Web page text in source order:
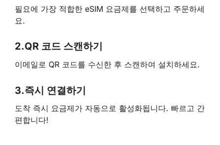
필요에 가장 적합한 eSIM 요금제를 선택하고 주문하세
요.
2.QR 코드 스캔하기
이메일로 QR 코드를 수신한 후 스캔하여 설치하세요.
3.즉시 연결하기
도착 즉시 요금제가 자동으로 활성화됩니다. 빠르고 간
편합니다!